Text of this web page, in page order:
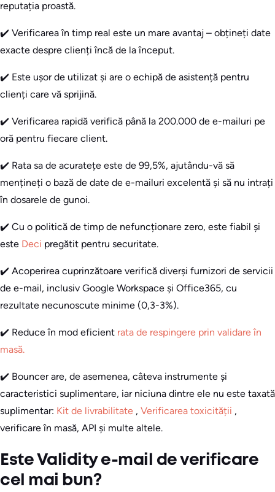
reputația proastă.
✔️ Verificarea în timp real este un mare avantaj – obțineți date
exacte despre clienți încă de la început.
✔️ Este ușor de utilizat și are o echipă de asistență pentru
clienți care vă sprijină.
✔️ Verificarea rapidă verifică până la 200.000 de e-mailuri pe
oră pentru fiecare client.
✔️ Rata sa de acuratețe este de 99,5%, ajutându-vă să
mențineți o bază de date de e-mailuri excelentă și să nu intrați
în dosarele de gunoi.
✔️ Cu o politică de timp de nefuncționare zero, este fiabil și
este Deci pregătit pentru securitate.
✔️ Acoperirea cuprinzătoare verifică diverși furnizori de servicii
de e-mail, inclusiv Google Workspace și Office365, cu
rezultate necunoscute minime (0,3-3%).
✔️ Reduce în mod eficient rata de respingere prin validare în
masă.
✔️ Bouncer are, de asemenea, câteva instrumente și
caracteristici suplimentare, iar niciuna dintre ele nu este taxată
suplimentar: Kit de livrabilitate , Verificarea toxicității ,
verificare în masă, API și multe altele.
Este Validity e-mail de verificare
cel mai bun?